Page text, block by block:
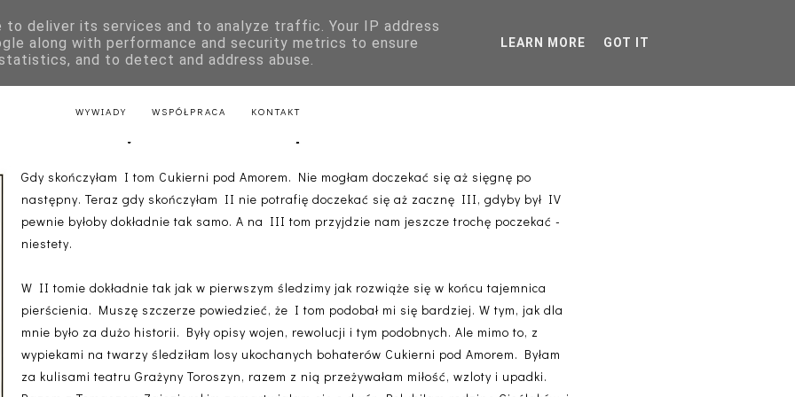
KSIĄŻKI DLA DZIECI LITERATURA POLSKA LITERATURA ZAGRANICZNA
LITERATURA Z PRZEPISAMI
WYWIADY WSPÓŁPRACA KONTAKT
Adamczyk - Cukiernia pod Amorem CIEŚLAKOWIE
Gdy skończyłam I tom Cukierni pod Amorem. Nie mogłam doczekać się aż sięgnę po
następny. Teraz gdy skończyłam II nie potrafię doczekać się aż zacznę III, gdyby był IV
pewnie byłoby dokładnie tak samo. A na III tom przyjdzie nam jeszcze trochę poczekać -
niestety.
W II tomie dokładnie tak jak w pierwszym śledzimy jak rozwiąże się w końcu tajemnica
pierścienia. Muszę szczerze powiedzieć, że I tom podobał mi się bardziej. W tym, jak dla
mnie było za dużo historii. Były opisy wojen, rewolucji i tym podobnych. Ale mimo to, z
wypiekami na twarzy śledziłam losy ukochanych bohaterów Cukierni pod Amorem. Byłam
za kulisami teatru Grażyny Toroszyn, razem z nią przeżywałam miłość, wzloty i upadki.
to deliver its services and to analyze traffic. Your IP address
along with performance and security metrics to ensure
and to detect and address abuse.
LEARN MORE GOT IT